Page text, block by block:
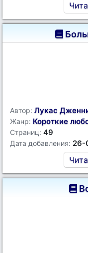
Автор: Лукас
Жанр: Короткие
Страниц: 49
Дата добавления: 26-